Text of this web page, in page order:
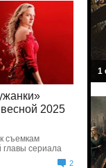
2025
съемкам
главы сериала
2
1